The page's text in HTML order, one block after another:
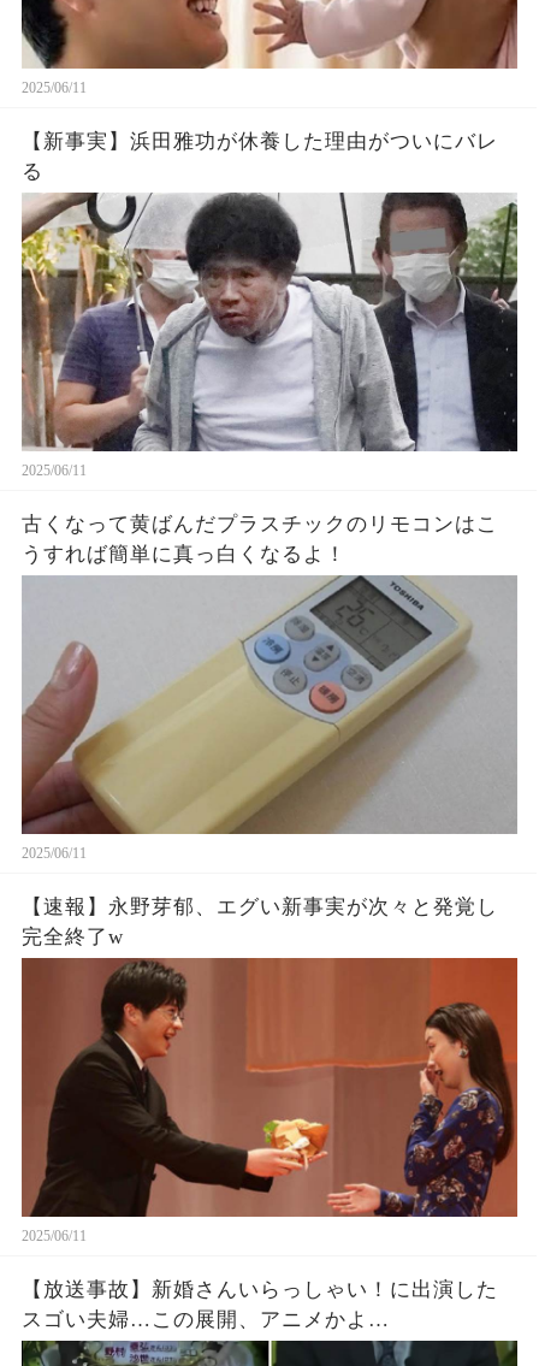
2025/06/11
【新事実】浜田雅功が休養した理由がついにバレ
る
2025/06/11
古くなって黄ばんだプラスチックのリモコンはこ
うすれば簡単に真っ白くなるよ！
2025/06/11
【速報】永野芽郁、エグい新事実が次々と発覚し
完全終了w
2025/06/11
【放送事故】新婚さんいらっしゃい！に出演した
スゴい夫婦…この展開、アニメかよ…